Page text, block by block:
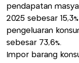
pendapatan
2025 sebesar
pengeluaran
sebesar 73,6%.
Impor barang